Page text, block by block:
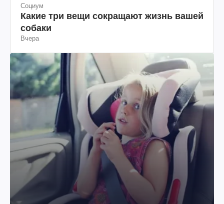
Социум
Какие три вещи сокращают жизнь вашей
собаки
Вчера